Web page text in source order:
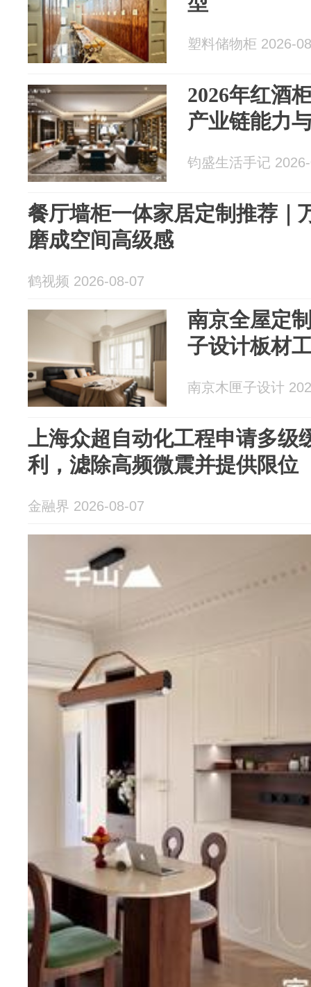
塑料储物柜 2026-
2026年红酒
产业链能力
钧盛生活手记
餐厅墙柜一体家居定制推荐｜
磨成空间高级感
鹤视频 2026-08-07
南京全屋定
子设计板材
南京木匣子设计
上海众超自动化工程申请多级
利，滤除高频微震并提供限位
金融界 2026-08-07